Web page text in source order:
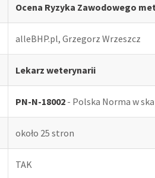
Ocena Ryzyka Zawodowego
alleBHP.pl, Grzegorz Wrzeszcz
Lekarz weterynarii
PN-N-18002 - Polska Norma w
około 25 stron
TAK